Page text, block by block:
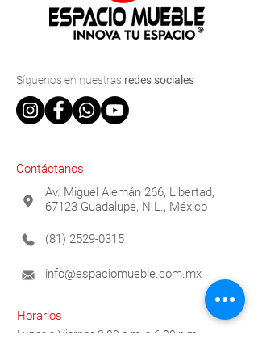
Síguenos en nuestras redes sociales
Contáctanos
Av. Miguel Alemán 266, Libertad,
67123 Guadalupe, N.L., México
(81) 2529-0315
info@espaciomueble.com.mx
Horarios
Lunes a Viernes 9:00 a.m. a 6:00 p.m.